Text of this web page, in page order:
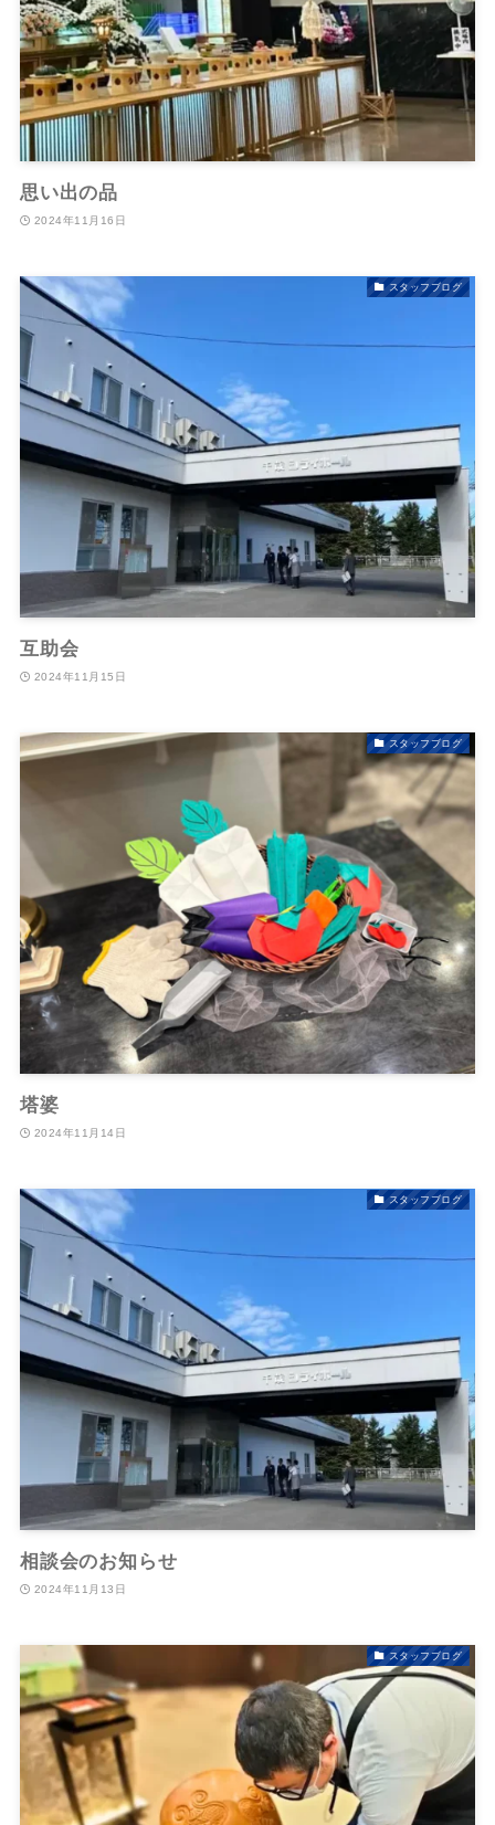
思い出の品
2024年11月16日
スタッフブログ
互助会
2024年11月15日
スタッフブログ
塔婆
2024年11月14日
スタッフブログ
相談会のお知らせ
2024年11月13日
スタッフブログ